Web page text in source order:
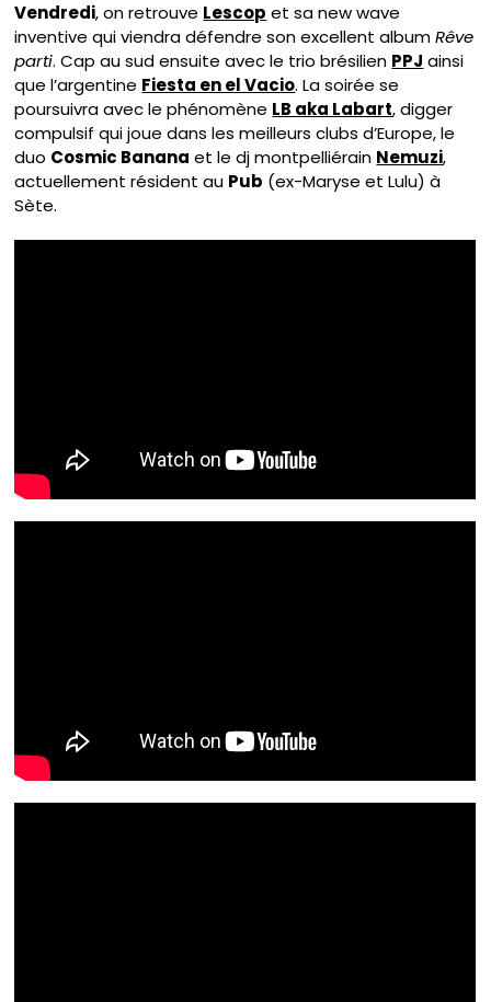
Vendredi, on retrouve Lescop et sa new wave
inventive qui viendra défendre son excellent albumRêve
parti. Cap au sud ensuite avec le trio brésilien PPJ ainsi
que l’argentine Fiesta en el Vacio. La soirée se
poursuivra avec le phénomène LB aka Labart, digger
compulsif qui joue dans les meilleurs clubs d’Europe, le
duo Cosmic Banana et le dj montpelliérain Nemuzi,
actuellement résident au Pub (ex-Maryse et Lulu) à
Sète.